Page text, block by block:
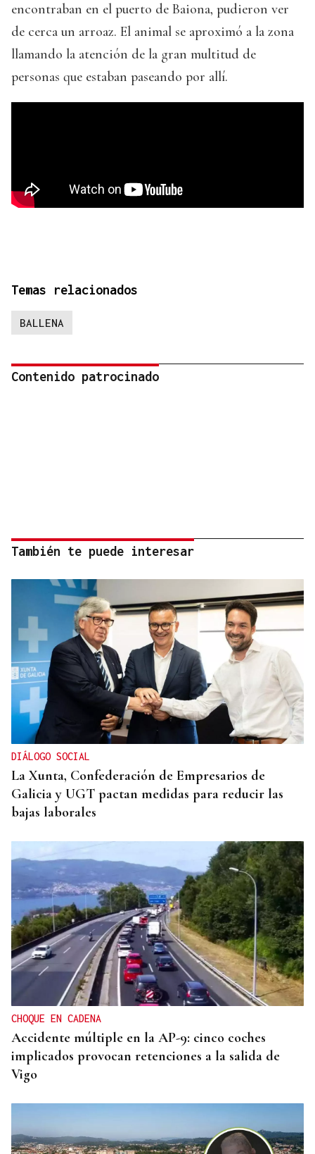
encontraban en el puerto de Baiona, pudieron ver
de cerca un arroaz. El animal se aproximó a la zona
llamando la atención de la gran multitud de
personas que estaban paseando por allí.
Temas relacionados
BALLENA
Contenido patrocinado
También te puede interesar
DIÁLOGO SOCIAL
La Xunta, Confederación de Empresarios de
Galicia y UGT pactan medidas para reducir las
bajas laborales
CHOQUE EN CADENA
Accidente múltiple en la AP-9: cinco coches
implicados provocan retenciones a la salida de
Vigo